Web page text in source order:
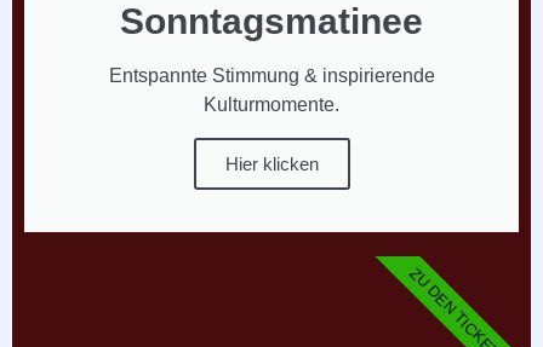
Sonntagsmatinee
Entspannte Stimmung & inspirierende
Kulturmomente.
Hier klicken
ZU DEN TICKETS